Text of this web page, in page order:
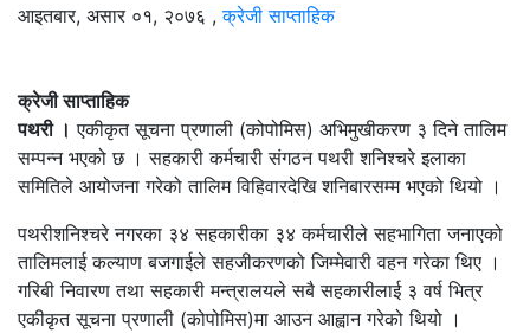
आइतबार, असार ०१, २०७६ ,क्रेजी साप्ताहिक
क्रेजी साप्ताहिक
पथरी । एकीकृत सूचना प्रणाली (कोपोमिस) अभिमुखीकरण ३ दिने तालिम
सम्पन्न भएको छ । सहकारी कर्मचारी संगठन पथरी शनिश्चरे इलाका
समितिले आयोजना गरेको तालिम विहिवारदेखि शनिबारसम्म भएको थियो ।
पथरीशनिश्चरे नगरका ३४ सहकारीका ३४ कर्मचारीले सहभागिता जनाएको
तालिमलाई कल्याण बजगाईले सहजीकरणको जिम्मेवारी वहन गरेका थिए ।
गरिबी निवारण तथा सहकारी मन्त्रालयले सबै सहकारीलाई ३ वर्ष भित्र
एकीकृत सूचना प्रणाली (कोपोमिस)मा आउन आह्वान गरेको थियो ।